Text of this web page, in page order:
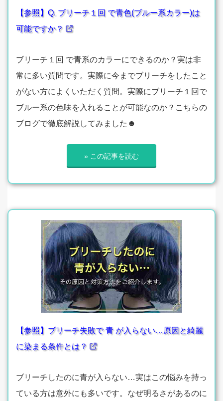
【参照】Q. ブリーチ１回 で青色(ブルー系カラー)は
可能ですか？
ブリーチ１回 で青系のカラーにできるのか？実は非
常に多い質問です。実際に今までブリーチをしたこと
がない方によくいただく質問。実際にブリーチ１回で
ブルー系の色味を入れることが可能なのか？こちらの
ブログで徹底解説してみました☻
» この記事を読む
【参照】ブリーチ失敗で 青 が入らない…原因と綺麗
に染まる条件とは？
ブリーチしたのに青が入らない…実はこの悩みを持っ
ている方は意外にも多いです。なぜ明るさがあるのに